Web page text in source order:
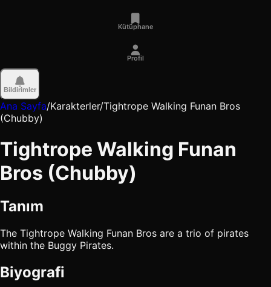
Kütüphane
Profil
Bildirimler
Ana Sayfa/Karakterler/Tightrope Walking Funan Bros
(Chubby)
Tightrope Walking Funan
Bros (Chubby)
Tanım
The Tightrope Walking Funan Bros are a trio of pirates
within the Buggy Pirates.
Biyografi